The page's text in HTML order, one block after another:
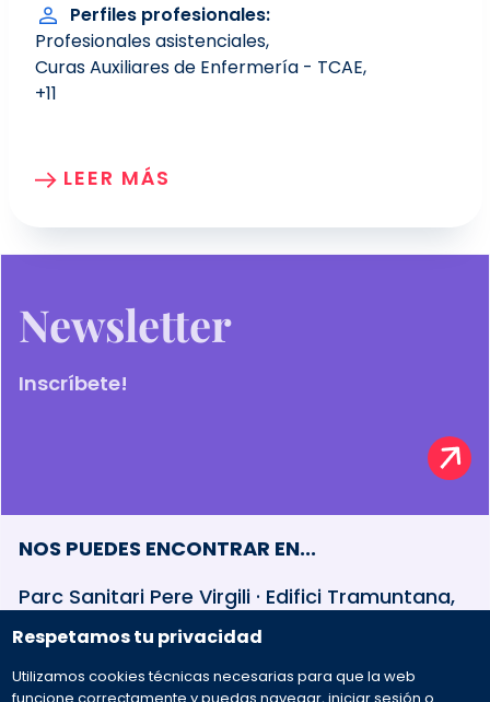
Respetamos tu privacidad
Utilizamos cookies técnicas necesarias para que la web
Perfiles profesionales
Profesionales asistenciales
Curas Auxiliares de Enfermería - TCAE
+11
LEER MÁS
Newsletter
Inscríbete!
NOS PUEDES ENCONTRAR EN...
Parc Sanitari Pere Virgili · Edifici Tramuntana,
baixos Esteve Terradas, 30 · 08023 Barcelona
932 594 381